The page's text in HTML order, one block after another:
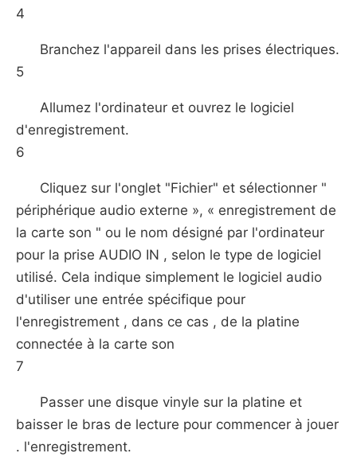
4
Branchez l'appareil dans les prises électriques.
5
Allumez l'ordinateur et ouvrez le logiciel
d'enregistrement.
6
Cliquez sur l'onglet "Fichier" et sélectionner "
périphérique audio externe », « enregistrement de
la carte son " ou le nom désigné par l'ordinateur
pour la prise AUDIO IN , selon le type de logiciel
utilisé. Cela indique simplement le logiciel audio
d'utiliser une entrée spécifique pour
l'enregistrement , dans ce cas , de la platine
connectée à la carte son
7
Passer une disque vinyle sur la platine et
baisser le bras de lecture pour commencer à jouer
. l'enregistrement.